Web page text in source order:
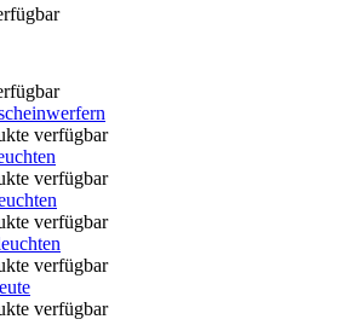
verfügbar
verfügbar
verfügbar
verfügbar
verfügbar